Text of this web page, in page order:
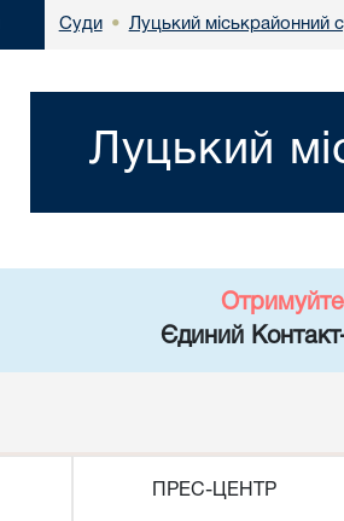
Суди • Луцький міськрайонний
Луцький
Єдиний
ПРЕС-ЦЕНТР